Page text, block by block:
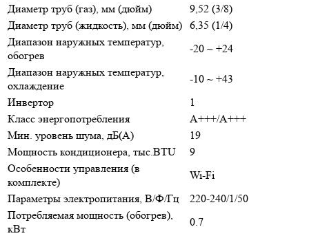
Диаметр труб (газ), мм (дюйм)
9,52 (3/8)
Диаметр труб (жидкость), мм (дюйм) 6,35 (1/4)
Диапазон наружных температур,
обогрев
-20 ~ +24
Диапазон наружных температур,
охлаждение
-10 ~ +43
Инвертор
1
Класс энергопотребления
A+++/A+++
Мин. уровень шума, дБ(А)
19
Мощность кондиционера, тыс.BTU
9
Особенности управления (в
комплекте)
Wi-Fi
Параметры электропитания, В/Ф/Гц
220-240/1/50
Потребляемая мощность (обогрев),
кВт
0.7